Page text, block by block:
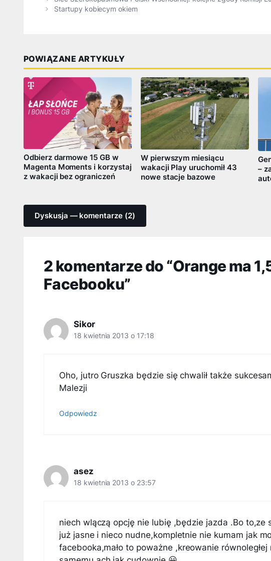
Startupy kobiecym okiem
POWIĄZANE ARTYKUŁY
Odbierz darmowe 15 GB w
Magenta Moments i korzystaj
z wakacji bez ograniczeń
W pierwszym miesiącu
wakacji Play uruchomił 43
nowe stacje bazowe
–
Dyskusja — komentarze (2)
2 komentarze do “Orange ma
Facebooku”
Sikor
18 kwietnia 2013 o 17:18
Oho, jutro Gruszka będzie się chwalił także
Malezji
Odpowiedz
asez
18 kwietnia 2013 o 23:57
niech wlączą opcję nie lubię ,będzie jazda .Bo to,ze
już jasne i nieco nudne,kompletnie nie kumam jak
facebooka,mało to poważne ,kreowanie